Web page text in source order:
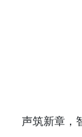
声筑新章，